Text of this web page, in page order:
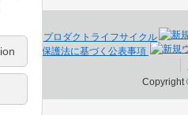
プロダクトライフサイクル
個人情報保護法に基づく公表事項
Copyright